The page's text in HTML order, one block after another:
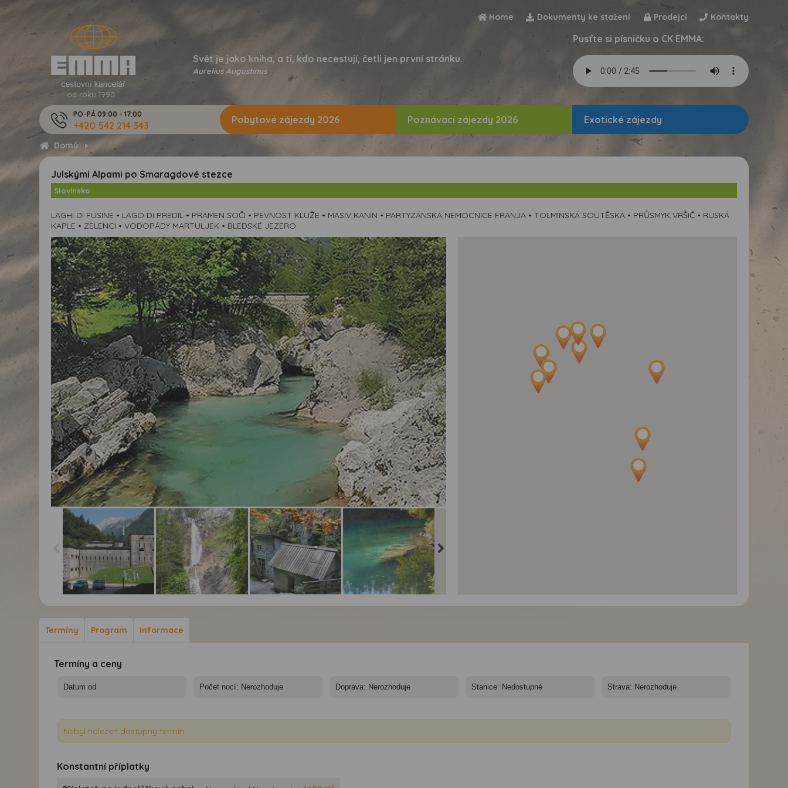
Home Dokumenty ke stažení Prodejci Kontakty
od roku 1990
Svět je jako kniha, a ti, kdo necestují, četli jen první stránku.
Aurelius Augustinus
Pusťte si písničku o CK EMMA:
PO-PÁ 09:00 - 17:00
+420 542 214 343
Domů
Pobytové zájezdy 2026 Poznávací zájezdy 2026 Exotické zájezdy
Julskými Alpami po Smaragdové stezce
Slovinsko
LAGHI DI FUSINE • LAGO DI PREDIL • PRAMEN SOČI • PEVNOST KLUŽE • MASIV KANIN • PARTYZÁNSKÁ NEMOCNICE FRANJA • TOLMINSKÁ SOUTĚSKA • PRŮSMYK VRŠIČ • RUSKÁ
KAPLE • ZELENCI • VODOPÁDY MARTULJEK • BLEDSKÉ JEZERO
Termíny
Program Informace
Termíny a ceny
Nebyl nalezen dostupný termín.
Konstantní příplatky